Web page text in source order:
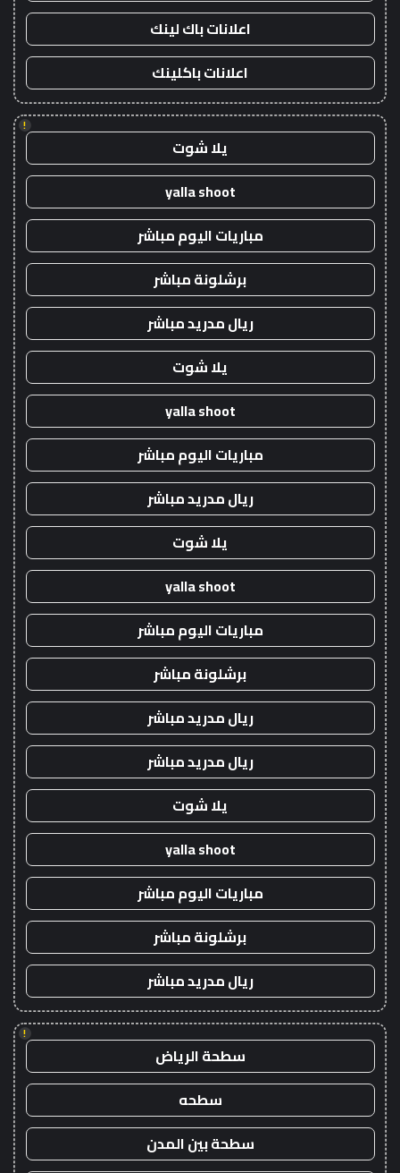
اعلانات باك لينك
اعلانات باكلينك
!
يلا شوت
yalla shoot
مباريات اليوم مباشر
برشلونة مباشر
ريال مدريد مباشر
يلا شوت
yalla shoot
مباريات اليوم مباشر
ريال مدريد مباشر
يلا شوت
yalla shoot
مباريات اليوم مباشر
برشلونة مباشر
ريال مدريد مباشر
ريال مدريد مباشر
يلا شوت
yalla shoot
مباريات اليوم مباشر
برشلونة مباشر
ريال مدريد مباشر
!
سطحة الرياض
سطحه
سطحة بين المدن